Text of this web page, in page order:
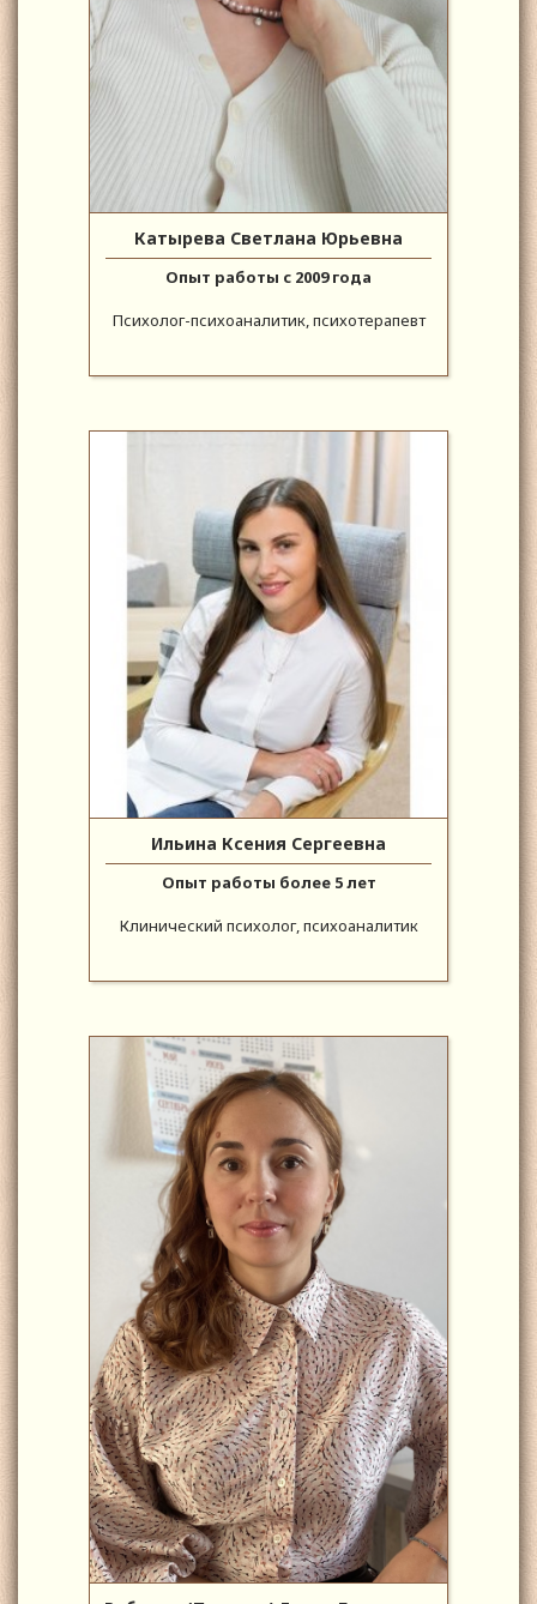
Катырева Светлана Юрьевна
Опыт работы с 2009 года
Психолог-психоаналитик, психотерапевт
Ильина Ксения Сергеевна
Опыт работы более 5 лет
Клинический психолог, психоаналитик